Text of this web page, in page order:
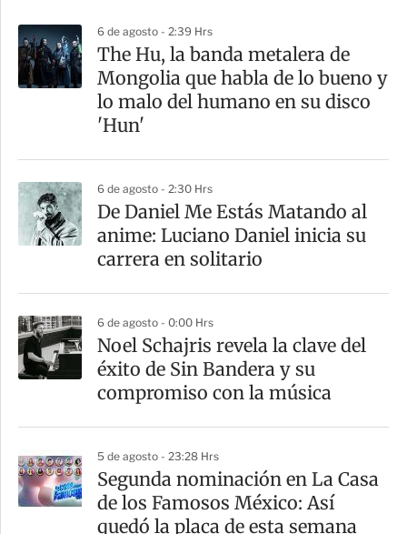
a
r
t
6 de agosto - 2:39 Hrs
The Hu, la banda metalera de
Mongolia que habla de lo bueno y
lo malo del humano en su disco
'Hun'
6 de agosto - 2:30 Hrs
De Daniel Me Estás Matando al
anime: Luciano Daniel inicia su
carrera en solitario
6 de agosto - 0:00 Hrs
Noel Schajris revela la clave del
éxito de Sin Bandera y su
compromiso con la música
5 de agosto - 23:28 Hrs
Segunda nominación en La Casa
de los Famosos México: Así
quedó la placa de esta semana